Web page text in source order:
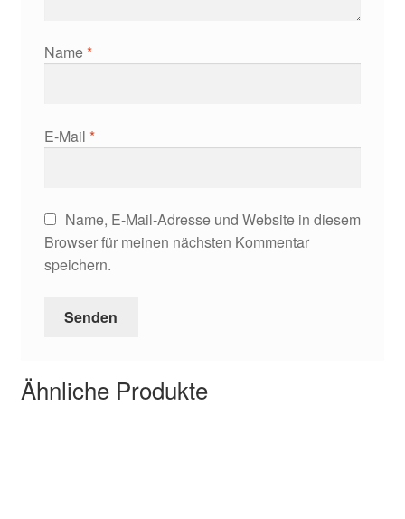
Name*
E-Mail *
Name, E-Mail-Adresse und Website in diesem
Browser für meinen nächsten Kommentar
speichern.
Ähnliche Produkte